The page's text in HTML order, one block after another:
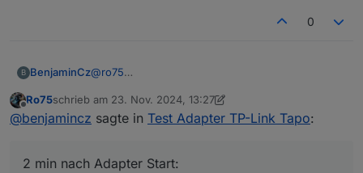
2024-11-23 13:05:36.416 info Found MFA Process
2024-11-23 13:05:36.136 info Login tp TAPO App
0
B BenjaminCz@ro75
Habe auch einen lxc erstellt mit IOBRoker zum
testen ohne schnick schnack geht auch nicht.
2 min nach Adapter Start:
Offline
Ro75schrieb am 23. Nov. 2024, 13:27
zuletzt editiert von Ro75
@benjamincz sagte in Test Adapter TP-Link Tapo:
2 min nach Adapter Start: